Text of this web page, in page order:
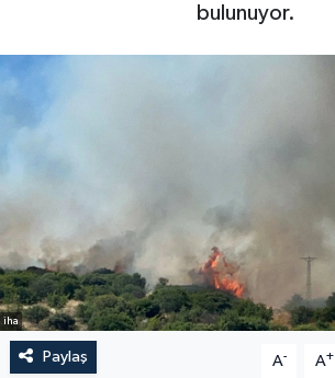
bulunuyor.
iha
Paylaş A- A+